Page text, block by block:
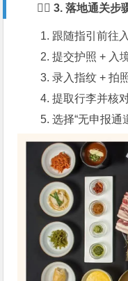
🚶‍♂️ 3. 落地通关步
跟随指引前往
提交护照 + 入
录入指纹 + 拍
提取行李并核
选择“无申报通